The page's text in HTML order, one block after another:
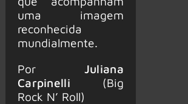
uma imagem
reconhecida
mundialmente.
Por Juliana
Carpinelli (Big
Rock N’ Roll)